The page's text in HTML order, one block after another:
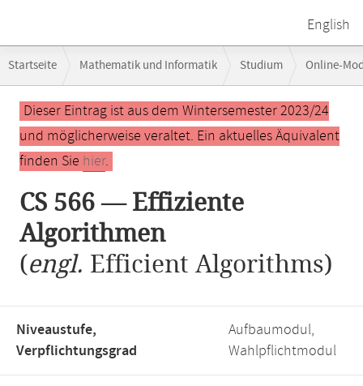
English
Navigation
Startseite Mathematik und Informatik Studium Online-
Hauptinhalt
Dieser Eintrag ist aus dem Wintersemester 2023/24
und möglicherweise veraltet. Ein aktuelles Äquivalent
finden Sie hier.
CS 566 — Effiziente
Algorithmen
(engl. Efficient Algorithms)
Niveaustufe,
Verpflichtungsgrad
Aufbaumodul,
Wahlpflichtmodul